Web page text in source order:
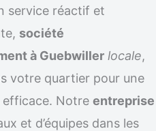
service réactif et
société
à Guebwiller locale,
votre quartier pour une
efficace. Notre entreprise
et d’équipes dans les